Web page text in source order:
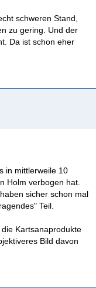
schweren Stand,
zu gering. Und der
Da ist schon eher
in mittlerweile 10
Holm verbogen hat.
sicher schon mal
Teil.
Kartsanaprodukte
Bild davon